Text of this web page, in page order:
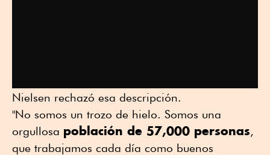
Nielsen rechazó esa descripción.
"No somos un trozo de hielo. Somos una
orgullosa población de 57,000 personas,
que trabajamos cada día como buenos